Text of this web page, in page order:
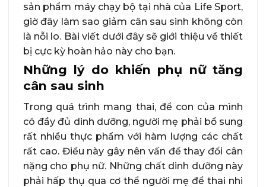
sản phẩm máy chạy bộ tại nhà của Life Sport,
giờ đây làm sao giảm cân sau sinh không còn
là nỗi lo. Bài viết dưới đây sẽ giới thiệu về thiết
bị cực kỳ hoàn hảo này cho bạn.
Những lý do khiến phụ nữ tăng
cân sau sinh
Trong quá trình mang thai, để con của mình
có đầy đủ dinh dưỡng, người mẹ phải bổ sung
rất nhiều thực phẩm với hàm lượng các chất
rất cao. Điều này gây nên vấn đề thay đổi cân
nặng cho phụ nữ. Những chất dinh dưỡng này
phải hấp thụ qua cơ thể người mẹ để thai nhi